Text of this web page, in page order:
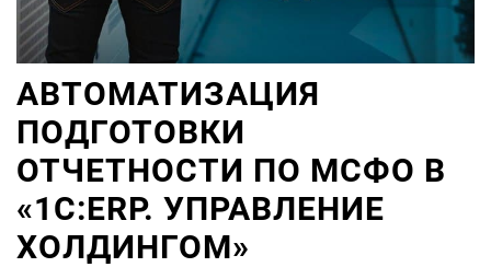
АВТОМАТИЗАЦИЯ
ПОДГОТОВКИ
ОТЧЕТНОСТИ ПО МСФО В
«1С:ERP. УПРАВЛЕНИЕ
ХОЛДИНГОМ»